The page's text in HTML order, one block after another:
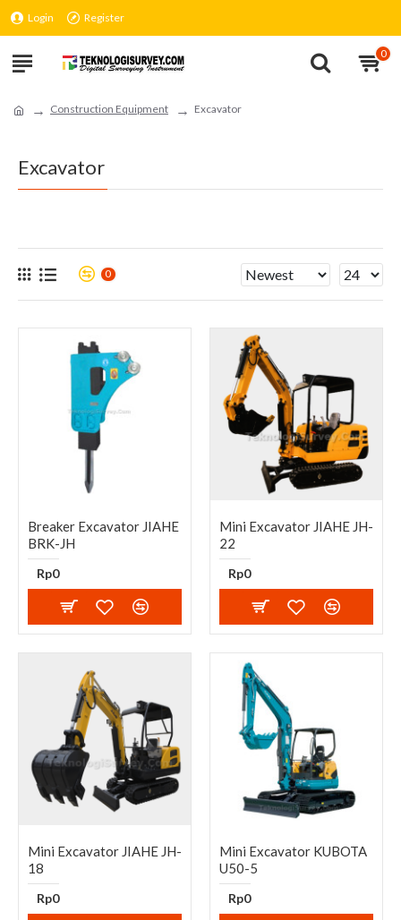
Login Register
0
Construction Equipment Excavator
Excavator
0
Breaker Excavator JIAHE
BRK-JH
Rp0
Mini Excavator JIAHE JH-
22
Rp0
Mini Excavator JIAHE JH-
18
Rp0
Mini Excavator KUBOTA
U50-5
Rp0